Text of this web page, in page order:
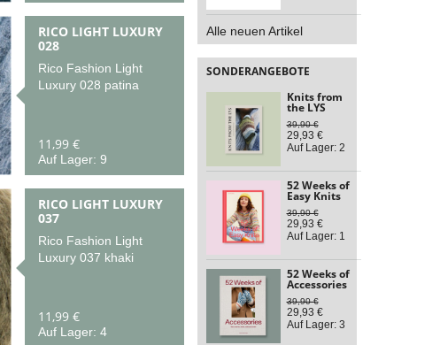
RICO LIGHT LUXURY
028
Rico Fashion Light
Luxury 028 patina
11,99 €
Auf Lager: 9
RICO LIGHT LUXURY
037
Rico Fashion Light
Luxury 037 khaki
11,99 €
Auf Lager: 4
Alle neuen Artikel
SONDERANGEBOTE
Knits from
the LYS
39,90 €
29,93 €
Auf Lager: 2
52 Weeks of
Easy Knits
39,90 €
29,93 €
Auf Lager: 1
52 Weeks of
Accessories
39,90 €
29,93 €
Auf Lager: 3